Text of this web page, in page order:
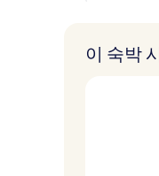
이 숙박